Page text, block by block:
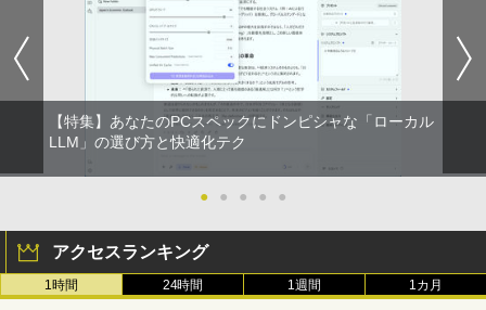
LTE対応 中古美品 / タッチ 10.5インチ M
icrosoft Surface GO2 Model.1927 フル
HD対応WUXGA/ 第8世代CoreM3-8100
Y/ 8GB/ 爆速NVMe 128GB-SSD/ カメラ/
Wi-Fi6/ Office付きWindows11/ Win11
中古ノートパソコン 中古パソコン 中古P
C タブレット 税込送料無料 即日発送
【特集】あなたのPCスペックにドンピシャな「ローカル
LLM」の選び方と快適化テク
● ● ● ● ●
アクセスランキング
1時間 24時間 1週間 1カ月